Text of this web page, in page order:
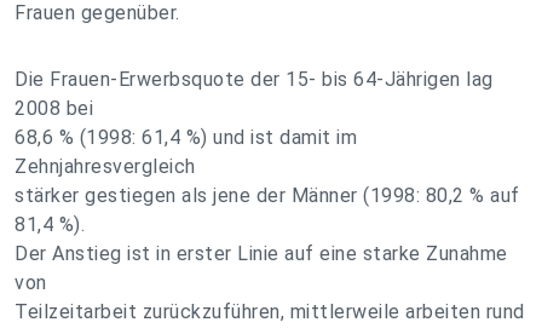
Frauen gegenüber.
Die Frauen-Erwerbsquote der 15- bis 64-Jährigen lag
2008 bei
68,6 % (1998: 61,4 %) und ist damit im
Zehnjahresvergleich
stärker gestiegen als jene der Männer (1998: 80,2 % auf
81,4 %).
Der Anstieg ist in erster Linie auf eine starke Zunahme
von
Teilzeitarbeit zurückzuführen, mittlerweile arbeiten rund